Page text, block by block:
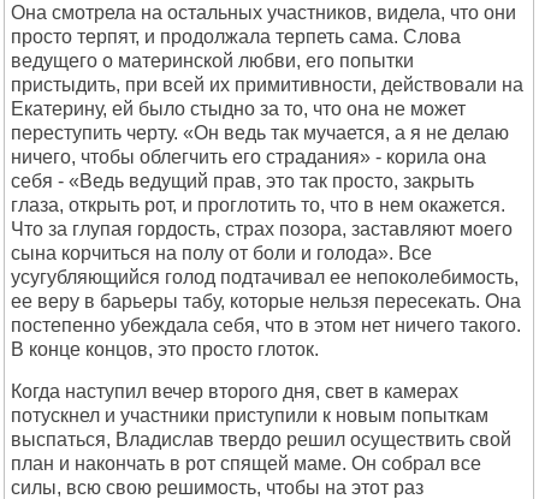
Она смотрела на остальных участников, видела, что они
просто терпят, и продолжала терпеть сама. Слова
ведущего о материнской любви, его попытки
пристыдить, при всей их примитивности, действовали на
Екатерину, ей было стыдно за то, что она не может
переступить черту. «Он ведь так мучается, а я не делаю
ничего, чтобы облегчить его страдания» - корила она
себя - «Ведь ведущий прав, это так просто, закрыть
глаза, открыть рот, и проглотить то, что в нем окажется.
Что за глупая гордость, страх позора, заставляют моего
сына корчиться на полу от боли и голода». Все
усугубляющийся голод подтачивал ее непоколебимость,
ее веру в барьеры табу, которые нельзя пересекать. Она
постепенно убеждала себя, что в этом нет ничего такого.
В конце концов, это просто глоток.
Когда наступил вечер второго дня, свет в камерах
потускнел и участники приступили к новым попыткам
выспаться, Владислав твердо решил осуществить свой
план и накончать в рот спящей маме. Он собрал все
силы, всю свою решимость, чтобы на этот раз